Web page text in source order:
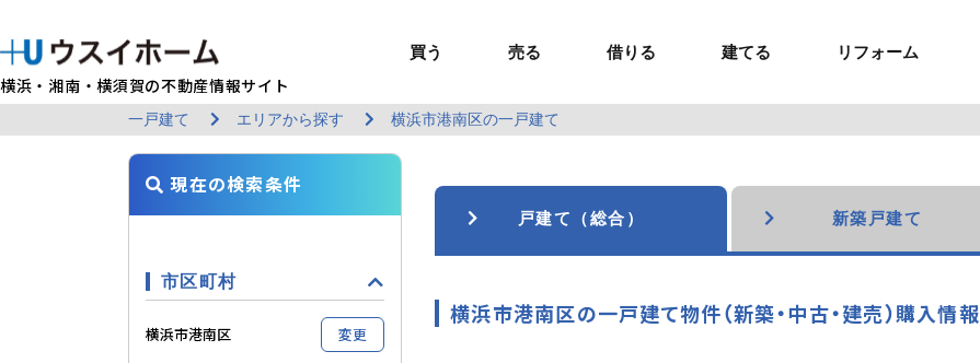
横浜・湘南・横須賀の不動産情報サイト
買う
BUY
買う 戸建て（総合）
新築戸建て
土地
ラグジュアリー物件
マイページ
売る
SELL
売る 売るTOP
建物状況調査
（インスペクション）
レントホーム
借りる
RENT
借りる 賃貸住宅TOP
エリアから探す
建てる
U-CASA
建てる 建てるTOP
U-nifty（定額制注文住宅）
ウスイホームの家づくり
お問い合わせ
リフォーム
REFORM
リフォーム リフォームTOP
ウスイのリフォームの魅力
ショールーム
MANAGEMENT
貸す 貸すTOP
お悩み解決
セミナー・講座
COMPANY INFO
企業情報 企業情報TOP
店舗情報
一戸建て エリアから探す 横浜市港南区の一戸建て
戸建て（総合） 新築戸建て
横浜市港南区の一戸建て物件（新築・中古・建売）購入情報
現在の検索条件
市区町村
横浜市港南区 変更